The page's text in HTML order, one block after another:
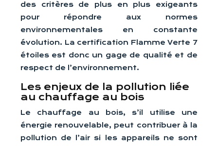
des critères de plus en plus exigeants
pour répondre aux normes
environnementales en constante
évolution. La certification Flamme Verte 7
étoiles est donc un gage de qualité et de
respect de l’environnement.
Les enjeux de la pollution liée
au chauffage au bois
Le chauffage au bois, s’il utilise une
énergie renouvelable, peut contribuer à la
pollution de l’air si les appareils ne sont